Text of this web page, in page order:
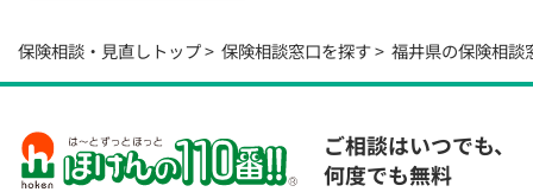
保険相談・見直しトップ 保険相談窓口を探す 福井県の保険相談
ご相談はいつでも、
何度でも無料